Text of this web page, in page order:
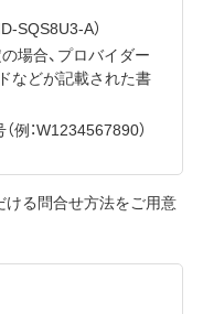
SQS8U3-A）
場合、プロバイダー
などが記載された書
例：W1234567890）
る問合せ方法をご用意